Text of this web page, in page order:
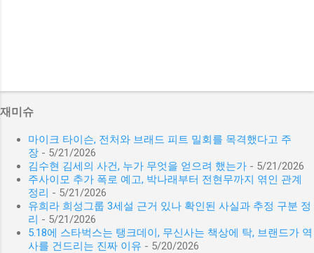
재미슈
마이크 타이슨, 전처와 브래드 피트 밀회를 목격했다고 주
장 - 5/21/2026
김수현 김세의 사건, 누가 무엇을 얻으려 했는가 - 5/21/2026
주사이모 추가 폭로 예고, 박나래부터 전현무까지 엮인 관계
정리 - 5/21/2026
유희라 희성그룹 3세설 근거 있나 확인된 사실과 추정 구분 정
리 - 5/21/2026
5.18에 스타벅스는 탱크데이, 무신사는 책상에 탁, 브랜드가 역
사를 건드리는 진짜 이유 - 5/20/2026